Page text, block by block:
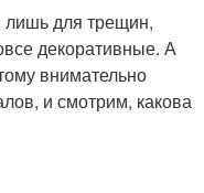
лишь для трещин,
декоративные. А
внимательно
и смотрим, какова